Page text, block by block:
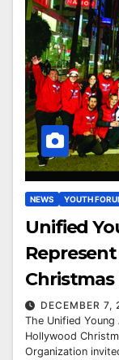
NEWS YOUTH
Unified
Christmas
DECEMBER 7,
The Unified
Hollywood
Organization